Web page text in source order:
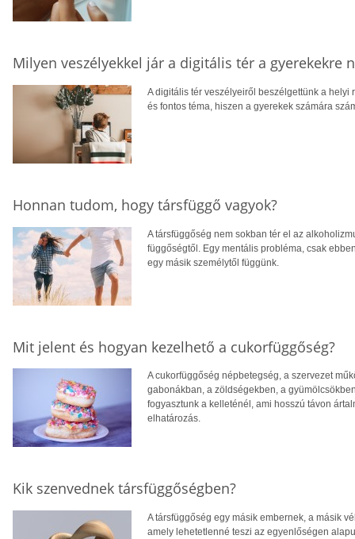
Milyen veszélyekkel jár a digitális tér a gyerekekre
A digitális tér veszélyeiről beszélgettünk a
és fontos téma, hiszen a gyerekek számára
Honnan tudom, hogy társfüggő vagyok?
A társfüggőség nem sokban tér el az
függőségtől. Egy mentális probléma, csak
egy másik személytől függünk.
Mit jelent és hogyan kezelhető a cukorfüggőség?
A cukorfüggőség népbetegség, a szervezet
gabonákban, a zöldségekben, a
fogyasztunk a kelleténél, ami hosszú távon
elhatározás.
Kik szenvednek társfüggőségben?
A társfüggőség egy másik embernek, a másik
amely lehetetlenné teszi az egyenlőségen